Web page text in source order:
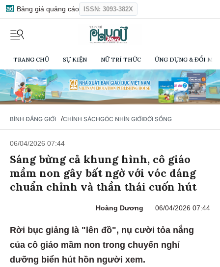
Bảng giá quảng cáo ISSN: 3093-382X
TRANG CHỦ SỰ KIỆN NỮ TRÍ THỨC ỨNG DỤNG & ĐỔI
BÌNH ĐẲNG GIỚI /CHÍNH SÁCHGÓC NHÌN GIỚIĐỜI SỐNG
06/04/2026 07:44
Sáng bừng cả khung hình, cô giáo
mầm non gây bất ngờ với vóc dáng
chuẩn chỉnh và thần thái cuốn hút
Hoàng Dương 06/04/2026 07:44
Rời bục giảng là "lên đồ", nụ cười tỏa nắng
của cô giáo mầm non trong chuyến nghỉ
dưỡng biển hút hồn người xem.